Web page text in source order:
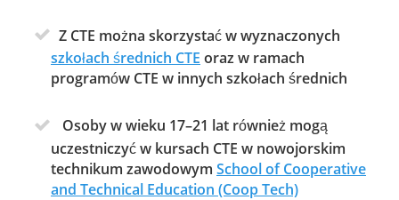
Z CTE można skorzystać w wyznaczonych
szkołach średnich CTE oraz w ramach
programów CTE w innych szkołach średnich
Osoby w wieku 17–21 lat również mogą
uczestniczyć w kursach CTE w nowojorskim
technikum zawodowym School of Cooperative
and Technical Education (Coop Tech)